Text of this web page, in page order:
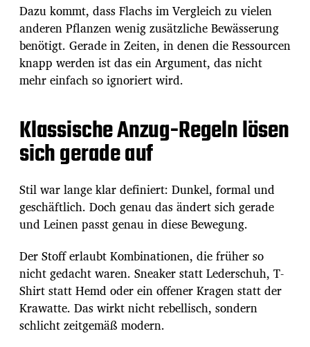
Dazu kommt, dass Flachs im Vergleich zu vielen
anderen Pflanzen wenig zusätzliche Bewässerung
benötigt. Gerade in Zeiten, in denen die Ressourcen
knapp werden ist das ein Argument, das nicht
mehr einfach so ignoriert wird.
Klassische Anzug-Regeln lösen
sich gerade auf
Stil war lange klar definiert: Dunkel, formal und
geschäftlich. Doch genau das ändert sich gerade
und Leinen passt genau in diese Bewegung.
Der Stoff erlaubt Kombinationen, die früher so
nicht gedacht waren. Sneaker statt Lederschuh, T-
Shirt statt Hemd oder ein offener Kragen statt der
Krawatte. Das wirkt nicht rebellisch, sondern
schlicht zeitgemäß modern.